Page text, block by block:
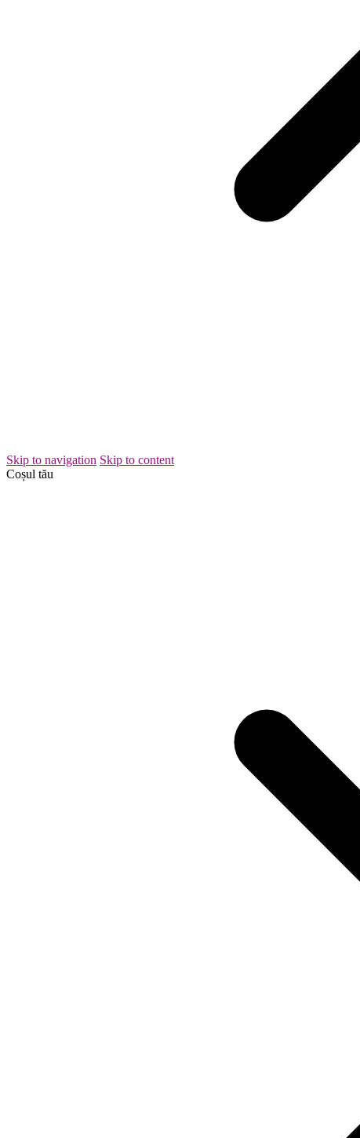
Skip to navigation Skip to content
Coșul tău